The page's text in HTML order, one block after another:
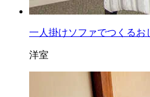
一人掛けソファでつくる
洋室